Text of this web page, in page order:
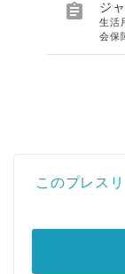
 ジ
生活
会保
このプレス